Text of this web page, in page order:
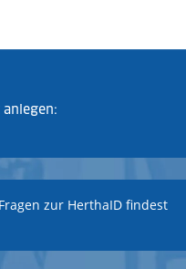
zur HerthaID findest